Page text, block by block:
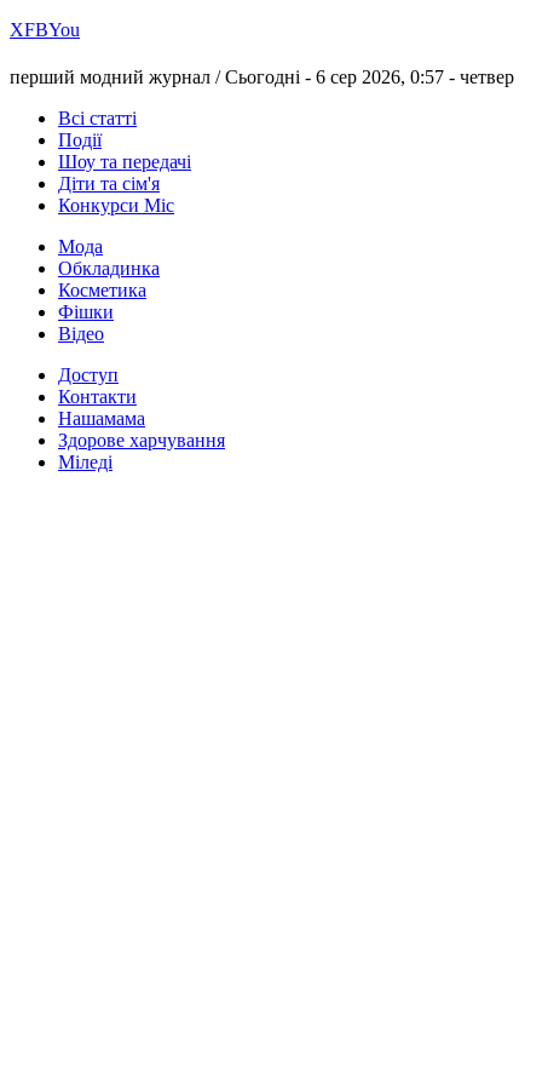
ХFBYou
перший модний журнал /Сьогодні - 6 сер 2026, 0:57 - четвер
Всі статті
Події
Шоу та передачі
Діти та сім'я
Конкурси Міс
Мода
Обкладинка
Косметика
Фішки
Відео
Доступ
Контакти
Нашамама
Здорове харчування
Міледі